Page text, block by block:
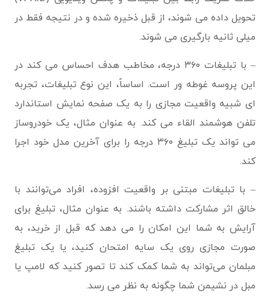
تحویل داده می شوند، از قبل ذخیره شده و در نتیجه فقط در
میلی ثانیه بارگیری می شوند.
– با تبلیغات ۳۶۰ درجه، مخاطب هدف احساس می کند در
این پروسه غوطه ور است. اساساً، این نوع تبلیغات، تجربه
ای شبیه واقعیت مجازی را به یک صفحه نمایش استاندارد
تلفن هوشمند القاء می کند. به عنوان مثال، یک خودروساز
می تواند یک تبلیغ ۳۶۰ درجه را برای آخرین مدل خود اجرا
کند.
– با تبلیغات مبتنی بر واقعیت افزوده، افراد می‌توانند با
خالق اثر مشارکت داشته باشند. به عنوان مثال، تبلیغ برای
آرایش به شما این امکان را می دهد که قبل از خرید، به
صورت مجازی روی یک سایه امتحان کنید، یا یک تبلیغ
مبلمان می‌تواند به شما کمک کند تا تصور کنید که لامپ یا
مبل در نشیمن شما چگونه به نظر می رسد.